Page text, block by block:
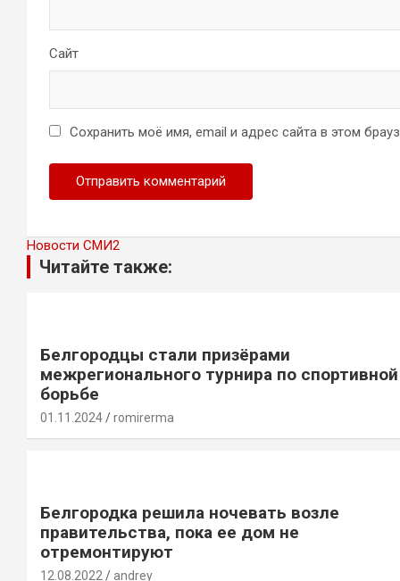
Сайт
Сохранить моё имя, email и адрес сайта в этом
Новости СМИ2
Читайте также:
Белгородцы стали призёрами
межрегионального турнира по спортивной
борьбе
01.11.2024 romirerma
Белгородка решила ночевать возле
правительства, пока ее дом не
отремонтируют
12.08.2022 andrey